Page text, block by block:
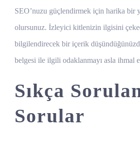
SEO’nuzu güçlendirmek için harika bir
olursunuz. İzleyici kitlenizin ilgisini
bilgilendirecek bir içerik
belgesi ile ilgili odaklanmayı asla ihmal
Sıkça
Sorular